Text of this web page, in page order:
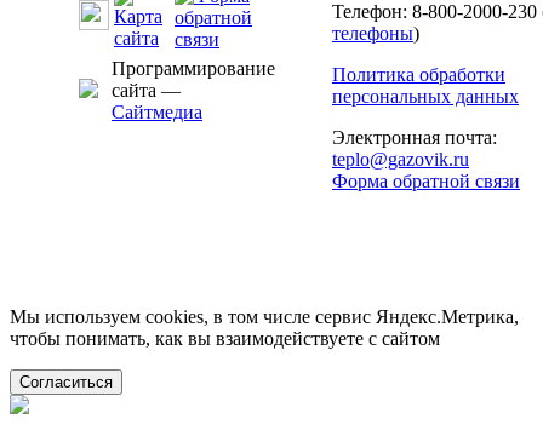
Программирование
сайта —
Сайтмедиа
Телефон: 8-800-2000-230
телефоны)
Политика обработки
персональных данных
Электронная почта:
teplo@gazovik.ru
Форма обратной связи
Мы используем cookies, в том числе сервис Яндекс.Метрика,
чтобы понимать, как вы взаимодействуете с сайтом
Согласиться